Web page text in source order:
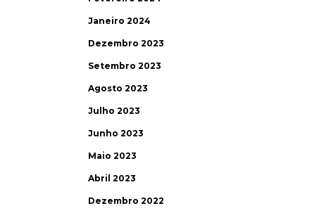
Janeiro 2024
Dezembro 2023
Setembro 2023
Agosto 2023
Julho 2023
Junho 2023
Maio 2023
Abril 2023
Dezembro 2022